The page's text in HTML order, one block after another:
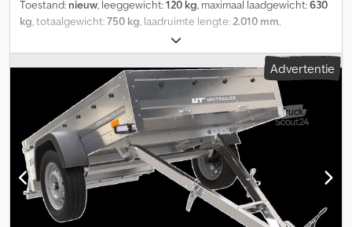
Toestand: nieuw, leeggewicht:120 kg, maximaal laadgewicht:630
kg , totaalgewicht:750 kg , laadruimte lengte: 2.010 mm
, laadruimtehoogte:
bandenmaten:155/70R13, Kleine en wendbare autoaanhanger
van de fabrikant TEMARED. De open bakwagen ECO2010KIPP is
ideaal voor particulier transport en het vervoeren van kleine
ladingen. Tuinafval, kleine meubels – alles wat je privé of voor een
klein bedrijf nodig hebt. De aanhanger kan rechtop worden gezet
en de dissel kan worden ingeklapt, zodat hij makkelijker
opgeborgen kan worden. Csdeq Sly Ujpfx Alrjrf Standaard is de
staalwagen uitgerust met een steunwiel, sluitingen,
gegalvaniseerde zijwanden en een neerklapbare V-dissel. Dit
model is ook in verschillende varianten verkrijgbaar, bijvoorbeeld
als dekselaanhanger of huifaanhanger.
Advertentie